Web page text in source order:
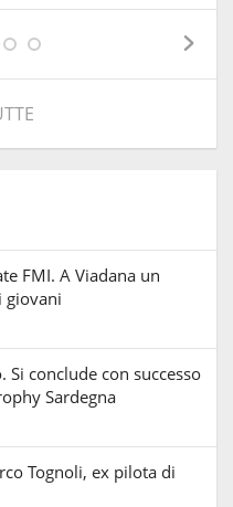
FMI. A Viadana un
giovani
Si conclude con successo
Sardegna
Tognoli, ex pilota di